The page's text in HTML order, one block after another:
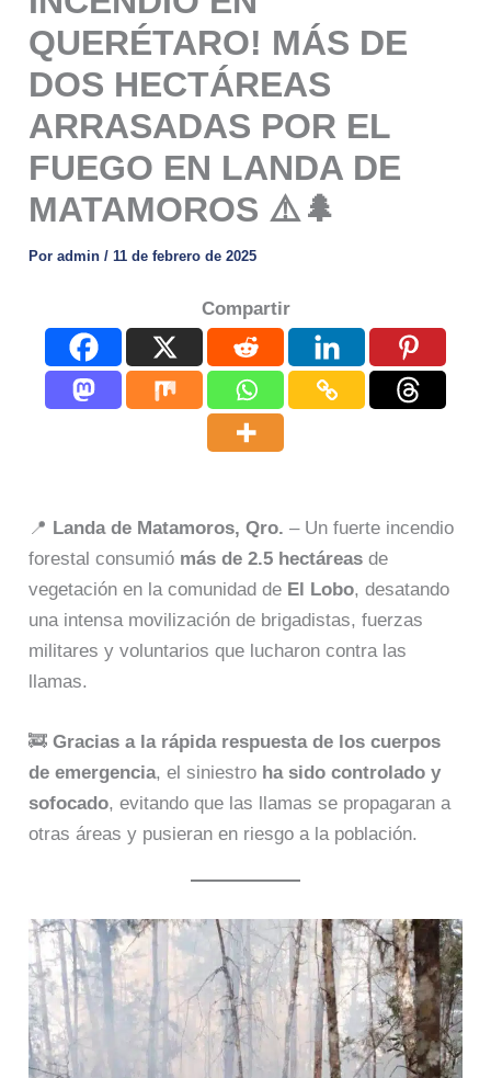
QUERÉTARO! MÁS DE
DOS HECTÁREAS
ARRASADAS POR EL
FUEGO EN LANDA DE
MATAMOROS ⚠️🌲
Poradmin/ 11 de febrero de 2025
Compartir
📍 Landa de Matamoros, Qro. – Un fuerte incendio
forestal consumió más de 2.5 hectáreas de
vegetación en la comunidad de El Lobo, desatando
una intensa movilización de brigadistas, fuerzas
militares y voluntarios que lucharon contra las
llamas.
🚒Gracias a la rápida respuesta de los cuerpos
de emergencia, el siniestro ha sido controlado y
sofocado, evitando que las llamas se propagaran a
otras áreas y pusieran en riesgo a la población.